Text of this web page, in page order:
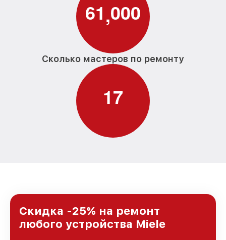
61,000
Сколько мастеров по ремонту
17
Скидка -25% на ремонт
любого устройства Miele